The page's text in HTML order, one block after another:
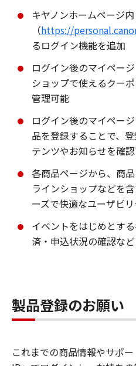
キヤノンホームページ
（https://
るログイン機能を追加
ログイン後のマイペー
ショップで使えるクー
管理可能
ログイン後のマイペー
品を登録することで、
テンツやお知らせを確
各商品ページから、商
ラインショップなどを
ーズで快適なユーザビ
イベントをはじめとす
済・申込状況の確認な
製品登録のお願い
これまでの商品情報やサポ